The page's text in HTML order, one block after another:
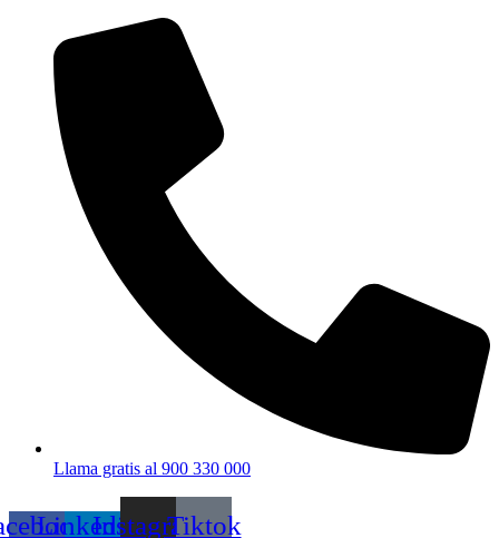
contenido
Llama gratis al 900 330 000
Linkedin-InstagramTiktok